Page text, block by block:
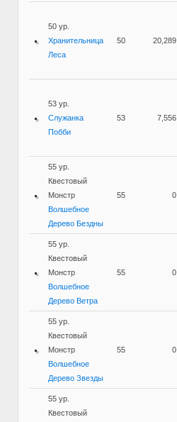
50 ур.
Хранительница
Леса
50 20,289
53 ур.
Служанка
Побби
53 7,556
55 ур.
Квестовый
Монстр
Волшебное
Дерево Бездны
55 0
55 ур.
Квестовый
Монстр
Волшебное
Дерево Ветра
55 0
55 ур.
Квестовый
Монстр
Волшебное
Дерево Звезды
55 0
55 ур.
Квестовый